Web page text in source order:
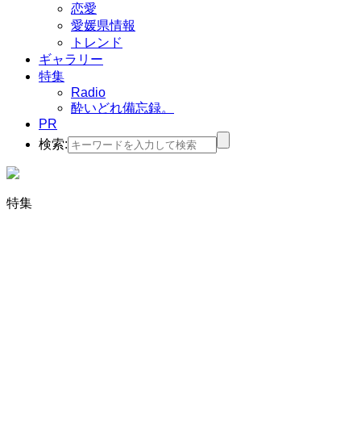
恋愛
愛媛県情報
トレンド
ギャラリー
特集
Radio
酔いどれ備忘録。
PR
検索:
特集